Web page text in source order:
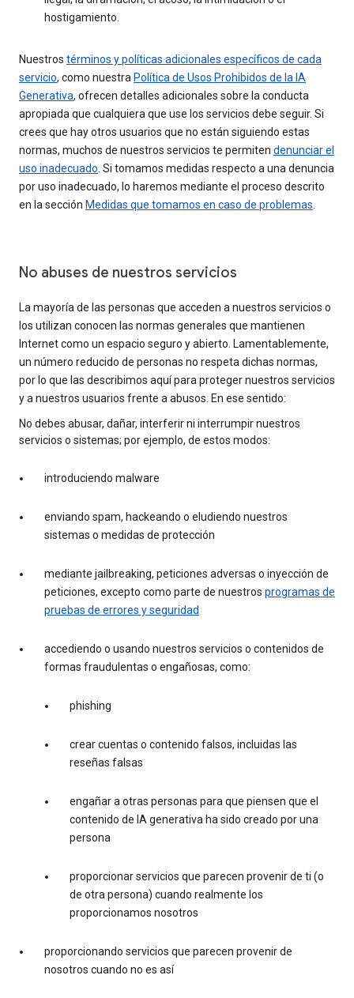
hostigamiento.
Nuestros términos y políticas adicionales específicos de cada
servicio, como nuestra Política de Usos Prohibidos de la IA
Generativa, ofrecen detalles adicionales sobre la conducta
apropiada que cualquiera que use los servicios debe seguir. Si
crees que hay otros usuarios que no están siguiendo estas
normas, muchos de nuestros servicios te permiten denunciar el
uso inadecuado. Si tomamos medidas respecto a una denuncia
por uso inadecuado, lo haremos mediante el proceso descrito
en la sección Medidas que tomamos en caso de problemas.
No abuses de nuestros servicios
La mayoría de las personas que acceden a nuestros servicios o
los utilizan conocen las normas generales que mantienen
Internet como un espacio seguro y abierto. Lamentablemente,
un número reducido de personas no respeta dichas normas,
por lo que las describimos aquí para proteger nuestros servicios
y a nuestros usuarios frente a abusos. En ese sentido:
No debes abusar, dañar, interferir ni interrumpir nuestros
servicios o sistemas; por ejemplo, de estos modos:
introduciendo malware
enviando spam, hackeando o eludiendo nuestros
sistemas o medidas de protección
mediante jailbreaking, peticiones adversas o inyección de
peticiones, excepto como parte de nuestros programas de
pruebas de errores y seguridad
accediendo o usando nuestros servicios o contenidos de
formas fraudulentas o engañosas, como:
phishing
crear cuentas o contenido falsos, incluidas las
reseñas falsas
engañar a otras personas para que piensen que el
contenido de IA generativa ha sido creado por una
persona
proporcionar servicios que parecen provenir de ti (o
de otra persona) cuando realmente los
proporcionamos nosotros
proporcionando servicios que parecen provenir de
nosotros cuando no es así